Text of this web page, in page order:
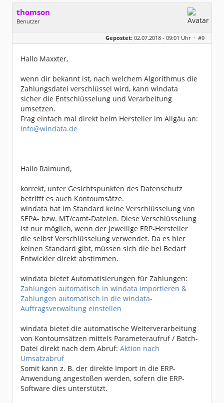
thomson
Benutzer
Geschlecht:
keine Angabe
Dabei seit:
02 / 2006
Gepostet: 02.07.2018 - 09:01 Uhr · #9
Hallo Maxxter,
wenn dir bekannt ist, nach welchem Algorithmus die
Zahlungsdatei verschlüssel wird, kann windata
sicher die Entschlüsselung und Verarbeitung
umsetzen.
Frag einfach mal direkt beim Hersteller im Allgäu an:
info@windata.de
Hallo Raimund,
korrekt, unter Gesichtspunkten des Datenschutz
betrifft es auch Kontoumsätze.
windata hat im Standard keine Verschlüsselung von
SEPA- bzw. MT/camt-Dateien. Diese Verschlüsselung
ist nur möglich, wenn der jeweilige ERP-Hersteller
die selbst Verschlüsselung verwendet. Da es hier
keinen Standard gibt, müssen sich die bei Bedarf
Entwickler direkt abstimmen.
windata bietet Automatisierungen für Zahlungen:
Zahlungen automatisch in windata importieren &
Zahlungen automatisch in die windata-
Auftragsverwaltung einstellen
windata bietet die automatische Weiterverarbeitung
von Kontoumsätzen mittels Parameteraufruf / Batch-
Datei direkt nach dem Abruf: Aktion nach
Umsatzabruf
Somit kann z. B. der direkte Import in die ERP-
Anwendung angestoßen werden, sofern die ERP-
Software dies unterstützt.